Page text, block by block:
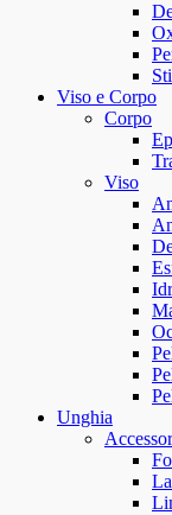
Viso e Corpo
Corpo
Viso
Unghia